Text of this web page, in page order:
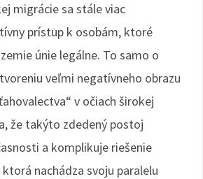
migrácie sa stále viac
prístup k osobám, ktoré
únie legálne. To samo o
veľmi negatívneho obrazu
v očiach širokej
že takýto zdedený postoj
a komplikuje riešenie
nachádza svoju paralelu